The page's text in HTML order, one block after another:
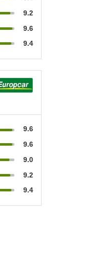
9.2
9.6
9.4
9.6
9.6
9.0
9.2
9.4